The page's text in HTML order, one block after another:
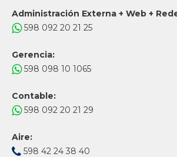
Administración Externa + Web +
598 092 20 21 25
Gerencia:
598 098 10 1065
Contable:
598 092 20 21 29
Aire:
598 42 24 38 40